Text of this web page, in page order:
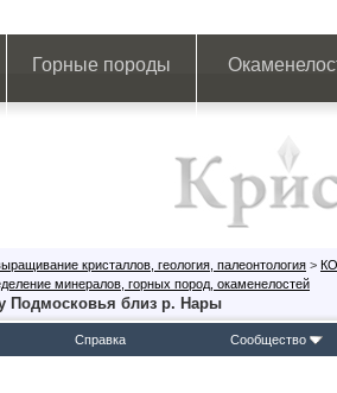
Горные породы
кристаллов, геология, палеонтология >
минералов, горных пород, окаменелостей
Подмосковья близ р. Нары
Справка Сообщество